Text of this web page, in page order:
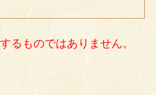
るものではありません。